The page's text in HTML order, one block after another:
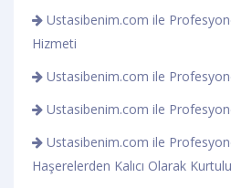
Ustasibenim.com ile
Hizmeti
Ustasibenim.com ile
Ustasibenim.com ile
Ustasibenim.com ile
Haşerelerden Kalıcı Olarak